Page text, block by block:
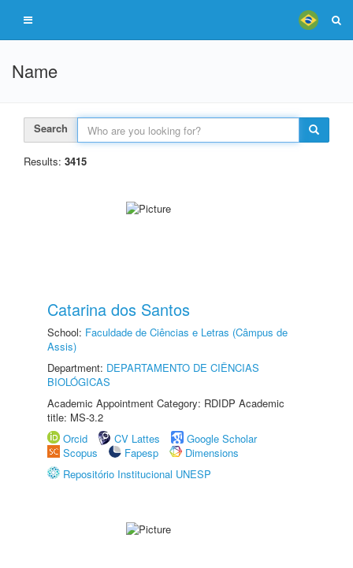
Name
Search
Results: 3415
Catarina dos Santos
School: Faculdade de Ciências e Letras (Câmpus de
Assis)
Department: DEPARTAMENTO DE CIÊNCIAS
BIOLÓGICAS
Academic Appointment Category: RDIDP Academic
title: MS-3.2
Orcid
CV Lattes
Google Scholar
Scopus
Fapesp
Dimensions
Repositório Institucional UNESP